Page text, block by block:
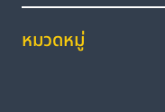
หมวดหมู่